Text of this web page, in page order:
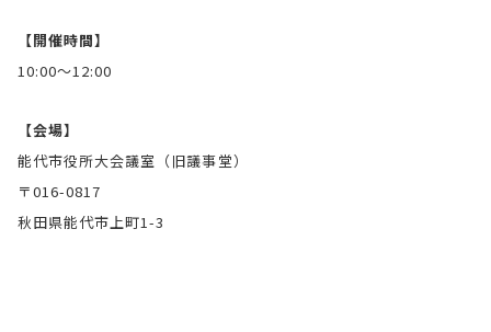
【開催時間】
10:00〜12:00
【会場】
能代市役所大会議室（旧議事堂）
〒016-0817
秋田県能代市上町1-3